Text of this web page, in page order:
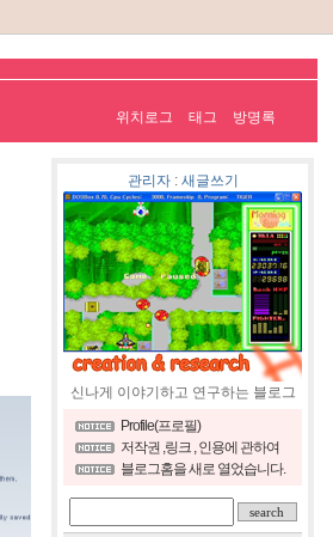
위치로그 태그 방명록
관리자: 새글쓰기
신나게 이야기하고 연구하는 블로그
Profile(프로필)
저작권 ,링크 , 인용에 관하여
블로그홈을 새로 열었습니다.